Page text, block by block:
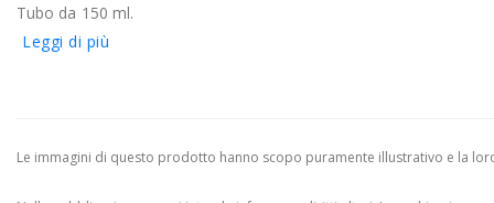
Tubo da 150 ml.
Leggi di più
Le immagini di questo prodotto hanno scopo puramente illustrativo e la